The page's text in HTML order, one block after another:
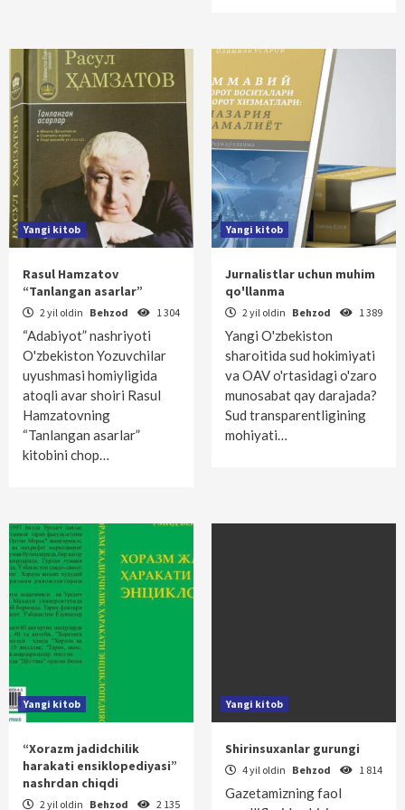
Yangi kitob
Rasul Hamzatov
“Tanlangan asarlar”
2 yil oldin Behzod 1 304
“Adabiyot” nashriyoti
O'zbekiston Yozuvchilar
uyushmasi homiyligida
atoqli avar shoiri Rasul
Hamzatovning
“Tanlangan asarlar”
kitobini chop…
Yangi kitob
Jurnalistlar uchun muhim
qo'llanma
2 yil oldin Behzod 1 389
Yangi O'zbekiston
sharoitida sud hokimiyati
va OAV o'rtasidagi o'zaro
munosabat qay darajada?
Sud transparentligining
mohiyati…
Yangi kitob
“Xorazm jadidchilik
harakati ensiklopediyasi”
nashrdan chiqdi
2 yil oldin Behzod 2 135
Yangi kitob
Shirinsuxanlar gurungi
4 yil oldin Behzod 1 814
Gazetamizning faol